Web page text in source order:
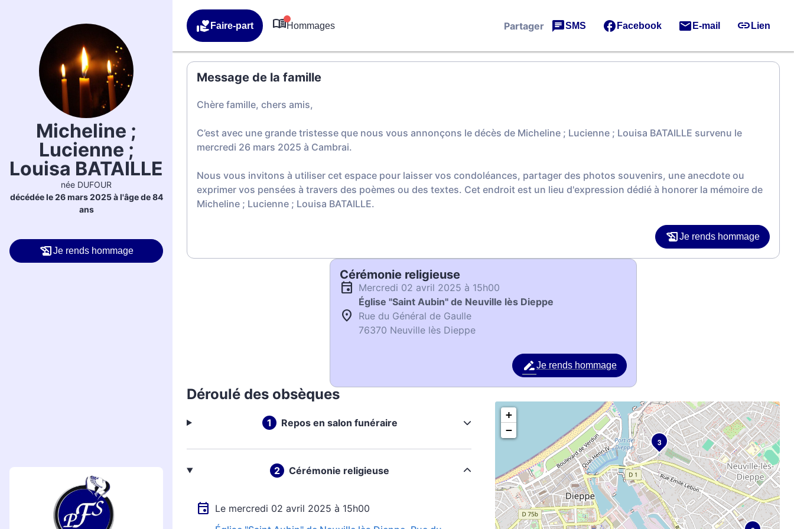
Micheline ;
Lucienne ;
Louisa BATAILLE
née DUFOUR
décédée le 26 mars 2025 à l'âge de 84
ans
Je rends hommage
Faire-part Hommages Partager SMS Facebook E-mail Lien
Message de la famille
Chère famille, chers amis,
C’est avec une grande tristesse que nous vous annonçons le décès de Micheline ; Lucienne ; Louisa BATAILLE survenu le
mercredi 26 mars 2025 à Cambrai.
Nous vous invitons à utiliser cet espace pour laisser vos condoléances, partager des photos souvenirs, une anecdote ou
exprimer vos pensées à travers des poèmes ou des textes. Cet endroit est un lieu d'expression dédié à honorer la mémoire de
Micheline ; Lucienne ; Louisa BATAILLE.
Je rends hommage
Cérémonie religieuse
mercredi 02 avril 2025 à 15h00
Église "Saint Aubin" de Neuville lès Dieppe
Rue du Général de Gaulle
76370 Neuville lès Dieppe
Je rends hommage
Déroulé des obsèques
Repos en salon funéraire
Cérémonie religieuse
Le mercredi 02 avril 2025 à 15h00
3
+
−